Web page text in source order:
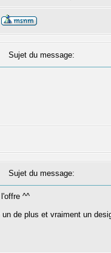
Sujet du message:
Sujet du message:
^^
de plus et vraiment un